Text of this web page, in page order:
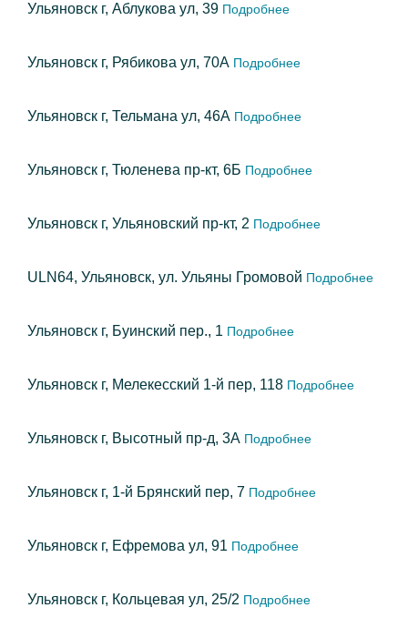
Ульяновск г, Аблукова ул, 39 Подробнее
Ульяновск г, Рябикова ул, 70А Подробнее
Ульяновск г, Тельмана ул, 46А Подробнее
Ульяновск г, Тюленева пр-кт, 6Б Подробнее
Ульяновск г, Ульяновский пр-кт, 2 Подробнее
ULN64, Ульяновск, ул. Ульяны Громовой Подробнее
Ульяновск г, Буинский пер., 1 Подробнее
Ульяновск г, Мелекесский 1-й пер, 118 Подробнее
Ульяновск г, Высотный пр-д, 3А Подробнее
Ульяновск г, 1-й Брянский пер, 7 Подробнее
Ульяновск г, Ефремова ул, 91 Подробнее
Ульяновск г, Кольцевая ул, 25/2 Подробнее